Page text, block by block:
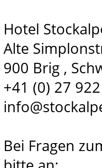
Hotel
Alte
900 Brig ,
+41 (0) 27
Bei Fragen